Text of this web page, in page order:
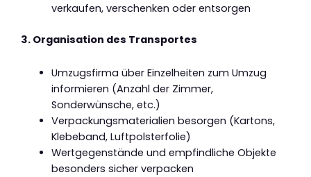
verkaufen, verschenken oder entsorgen
3. Organisation des Transportes
Umzugsfirma über Einzelheiten zum Umzug
informieren (Anzahl der Zimmer,
Sonderwünsche, etc.)
Verpackungsmaterialien besorgen (Kartons,
Klebeband, Luftpolsterfolie)
Wertgegenstände und empfindliche Objekte
besonders sicher verpacken